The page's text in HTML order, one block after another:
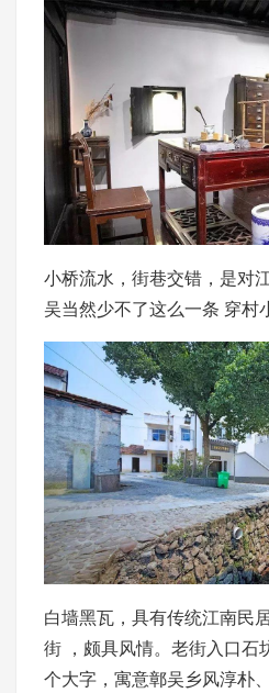
小桥流水，街巷交错，是对
吴当然少不了这么一条 穿村
白墙黑瓦，具有传统江南民
街 ，颇具风情。老街入口石
个大字，寓意鄣吴乡风淳朴